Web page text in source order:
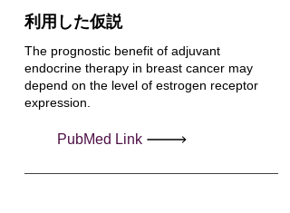
利用した仮説
The prognostic benefit of adjuvant
endocrine therapy in breast cancer may
depend on the level of estrogen receptor
expression.
PubMed Link